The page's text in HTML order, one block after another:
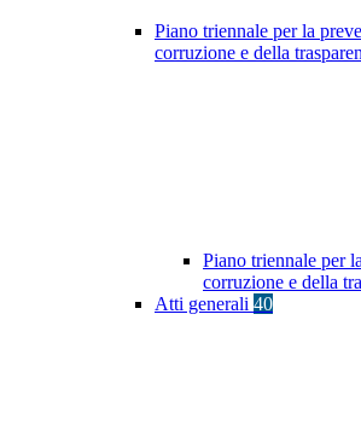
Piano triennale per la
corruzione e della
Piano triennale per
corruzione e della
Atti generali 40